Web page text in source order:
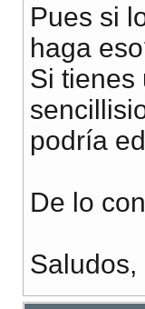
Pues si
haga
Si tienes
podría
De lo
Saludos,